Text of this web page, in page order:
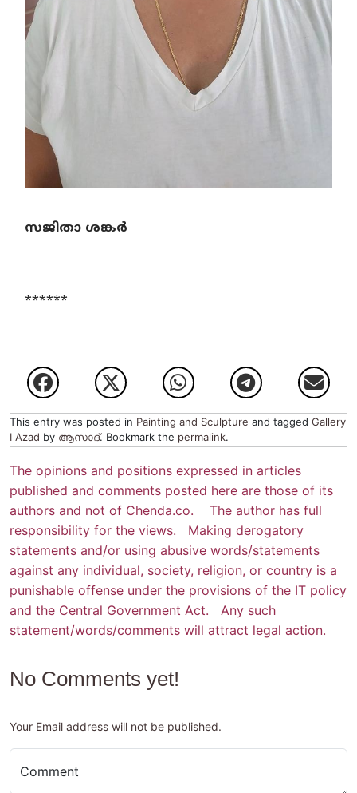
സജിതാ ശങ്കര്‍
******
This entry was posted in Painting and Sculpture and tagged Gallery
I Azad by ആസാദ്. Bookmark the permalink.
The opinions and positions expressed in articles
published and comments posted here are those of its
authors and not of Chenda.co. The author has full
responsibility for the views. Making derogatory
statements and/or using abusive words/statements
against any individual, society, religion, or country is a
punishable offense under the provisions of the IT policy
and the Central Government Act. Any such
statement/words/comments will attract legal action.
No Comments yet!
Your Email address will not be published.
Comment